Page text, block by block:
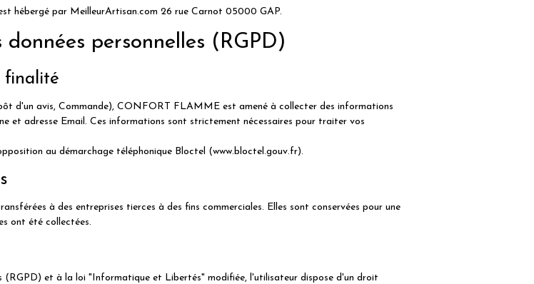
hébergé par MeilleurArtisan.com 26 rue Carnot 05000 GAP.
personnelles (RGPD)
finalité
d'un avis, Commande), CONFORT FLAMME est amené à collecter des informations
et adresse Email. Ces informations sont strictement nécessaires pour traiter vos
au démarchage téléphonique Bloctel (www.bloctel.gouv.fr).
à des entreprises tierces à des fins commerciales. Elles sont conservées pour une
ont été collectées.
(RGPD) et à la loi "Informatique et Libertés" modifiée, l'utilisateur dispose d'un droit